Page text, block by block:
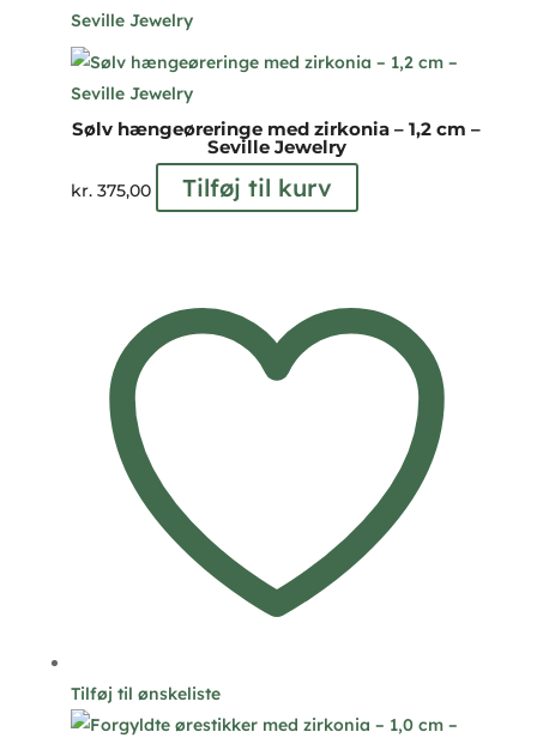
Sølv hængeøreringe med zirkonia – 1,2 cm –
Seville Jewelry
kr.375,00 Tilføj til kurv
Tilføj til ønskeliste